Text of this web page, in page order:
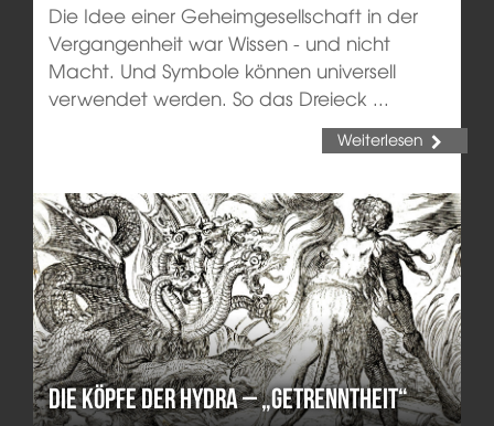
Die Idee einer Geheimgesellschaft in der
Vergangenheit war Wissen - und nicht
Macht. Und Symbole können universell
verwendet werden. So das Dreieck ...
Weiterlesen
Die Köpfe der Hydra – „Getrenntheit“